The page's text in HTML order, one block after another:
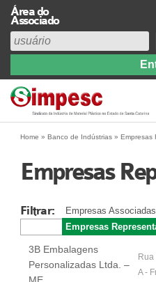
Área do
Associado
Institucional
Perfil
Diretoria
Abrangência
Acervo
Prestação de Contas
Central de Comunicação
Links
Home » Banco de Indústrias » Empresas
Empresas
Filtrar:
Empresas Associadas
Empresas
3B Embalagens
Personalizadas Ltda. –
A -